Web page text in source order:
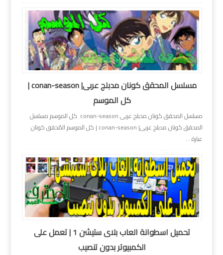
مسلسل المحقق كونان مدبلج عربى| conan-season |
كل الموسم
مسلسل المحقق كونان مدبلج عربى conan-season كل الموسم مسلسل
المحقق كونان مدبلج عربى| conan-season | كل الموسم المُحقق كونان
عبارة ...
تحميل اسطوانة العاب بلاى ستيشن 1 | تعمل على
الكمبيوتر بدون تنصيب